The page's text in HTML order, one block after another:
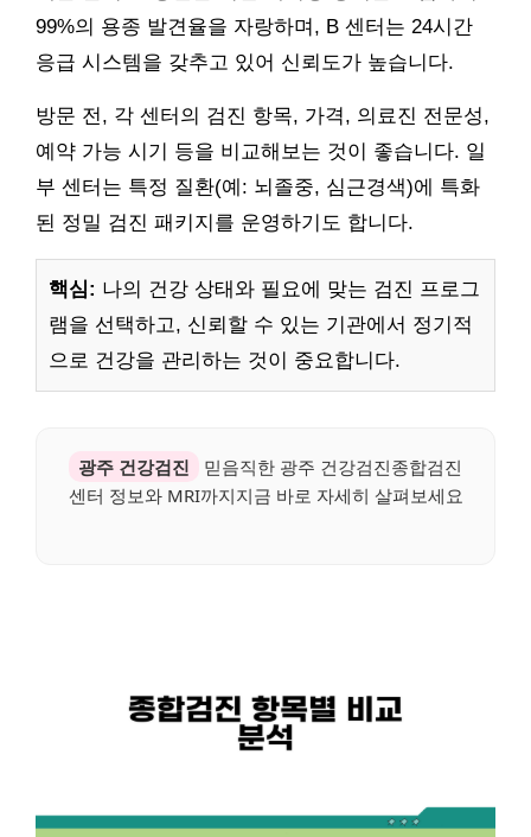
99%의 용종 발견율을 자랑하며, B 센터는 24시간
응급 시스템을 갖추고 있어 신뢰도가 높습니다.
방문 전, 각 센터의 검진 항목, 가격, 의료진 전문성,
예약 가능 시기 등을 비교해보는 것이 좋습니다. 일
부 센터는 특정 질환(예: 뇌졸중, 심근경색)에 특화
된 정밀 검진 패키지를 운영하기도 합니다.
핵심: 나의 건강 상태와 필요에 맞는 검진 프로그
램을 선택하고, 신뢰할 수 있는 기관에서 정기적
으로 건강을 관리하는 것이 중요합니다.
광주 건강검진
믿음직한 광주 건강검진종합검진
센터 정보와 MRI까지지금 바로 자세히 살펴보세요